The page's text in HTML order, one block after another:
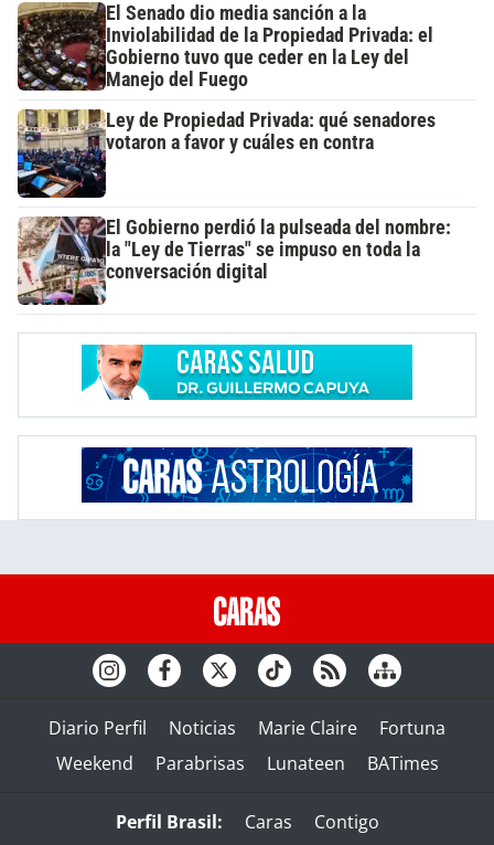
El Senado dio media sanción a la
Inviolabilidad de la Propiedad Privada: el
Gobierno tuvo que ceder en la Ley del
Manejo del Fuego
Ley de Propiedad Privada: qué senadores
votaron a favor y cuáles en contra
El Gobierno perdió la pulseada del nombre:
la "Ley de Tierras" se impuso en toda la
conversación digital
Diario Perfil Noticias Marie Claire
Fortuna
Weekend
Parabrisas Lunateen BATimes
Perfil Brasil: Caras
Contigo